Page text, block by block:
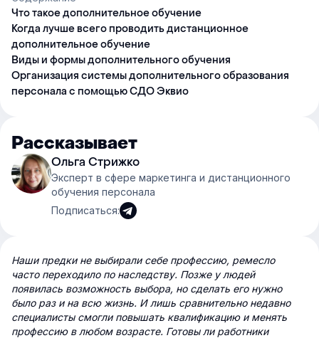
Что такое дополнительное обучение
Когда лучше всего проводить дистанционное
дополнительное обучение
Виды и формы дополнительного обучения
Организация системы дополнительного образования
персонала с помощью СДО Эквио
Рассказывает
Ольга Стрижко
Эксперт в сфере маркетинга и дистанционного
обучения персонала
Подписаться:
Наши предки не выбирали себе профессию, ремесло
часто переходило по наследству. Позже у людей
появилась возможность выбора, но сделать его нужно
было раз и на всю жизнь. И лишь сравнительно недавно
специалисты смогли повышать квалификацию и менять
профессию в любом возрасте. Готовы ли работники